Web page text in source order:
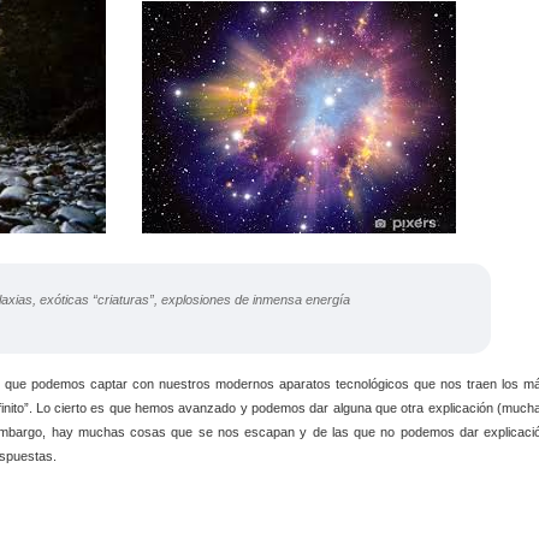
exóticas “criaturas”, explosiones de inmensa energía
podemos captar con nuestros modernos aparatos tecnológicos que nos traen los
Lo cierto es que hemos avanzado y podemos dar alguna que otra explicación
hay muchas cosas que se nos escapan y de las que no podemos dar